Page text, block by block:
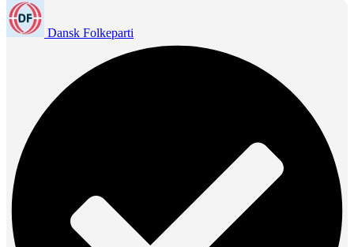
Dansk Folkeparti